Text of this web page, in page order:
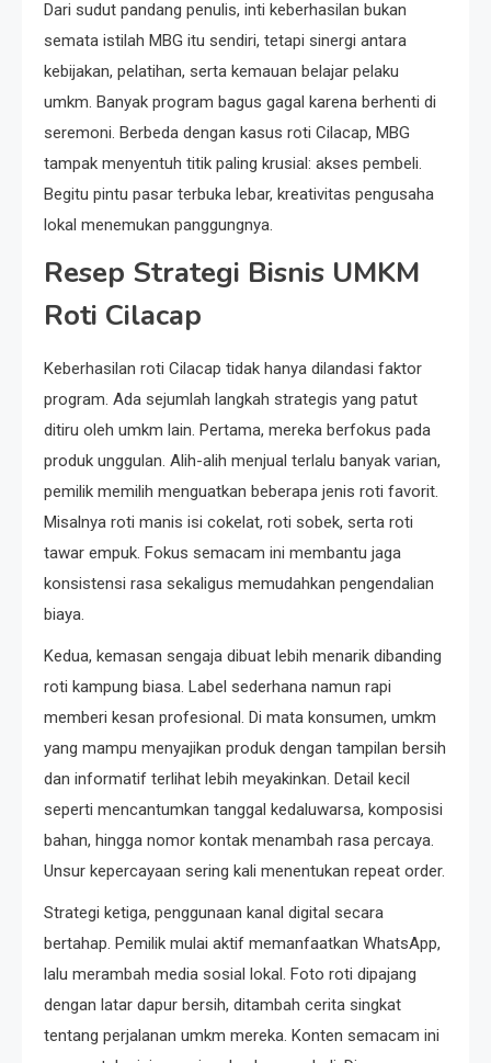
Dari sudut pandang penulis, inti keberhasilan bukan
semata istilah MBG itu sendiri, tetapi sinergi antara
kebijakan, pelatihan, serta kemauan belajar pelaku
umkm. Banyak program bagus gagal karena berhenti di
seremoni. Berbeda dengan kasus roti Cilacap, MBG
tampak menyentuh titik paling krusial: akses pembeli.
Begitu pintu pasar terbuka lebar, kreativitas pengusaha
lokal menemukan panggungnya.
Resep Strategi Bisnis UMKM
Roti Cilacap
Keberhasilan roti Cilacap tidak hanya dilandasi faktor
program. Ada sejumlah langkah strategis yang patut
ditiru oleh umkm lain. Pertama, mereka berfokus pada
produk unggulan. Alih-alih menjual terlalu banyak varian,
pemilik memilih menguatkan beberapa jenis roti favorit.
Misalnya roti manis isi cokelat, roti sobek, serta roti
tawar empuk. Fokus semacam ini membantu jaga
konsistensi rasa sekaligus memudahkan pengendalian
biaya.
Kedua, kemasan sengaja dibuat lebih menarik dibanding
roti kampung biasa. Label sederhana namun rapi
memberi kesan profesional. Di mata konsumen, umkm
yang mampu menyajikan produk dengan tampilan bersih
dan informatif terlihat lebih meyakinkan. Detail kecil
seperti mencantumkan tanggal kedaluwarsa, komposisi
bahan, hingga nomor kontak menambah rasa percaya.
Unsur kepercayaan sering kali menentukan repeat order.
Strategi ketiga, penggunaan kanal digital secara
bertahap. Pemilik mulai aktif memanfaatkan WhatsApp,
lalu merambah media sosial lokal. Foto roti dipajang
dengan latar dapur bersih, ditambah cerita singkat
tentang perjalanan umkm mereka. Konten semacam ini